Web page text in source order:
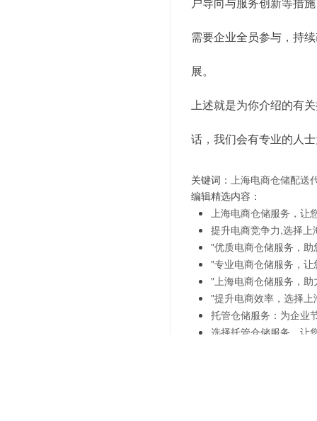
户导向与服务创新等措
需要企业全员参与，持
展。
上述就是为你介绍的有
话，我们会有专业的人
关键词： 上海电商仓储配送
编辑精选内容：
上海电商仓储服务，让
提升电商竞争力,选择
"优质电商仓储服务，
"专业电商仓储服务，
"上海电商仓储服务，
"提升电商效率，选择
托管仓储服务：为企业
选择托管仓储服务，让